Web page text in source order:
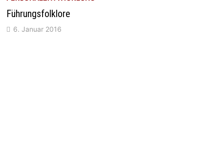
Führungsfolklore
6. Januar 2016